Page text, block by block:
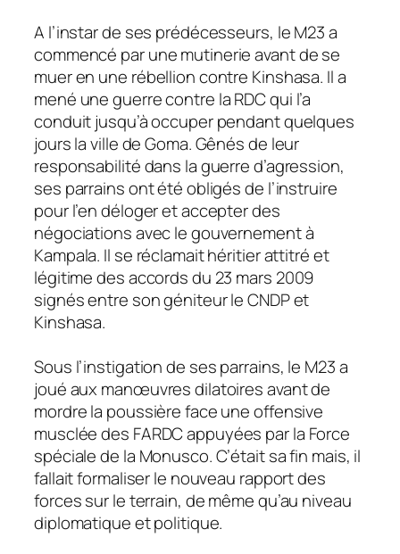
A l’instar de ses prédécesseurs, le M23 a
commencé par une mutinerie avant de se
muer en une rébellion contre Kinshasa. Il a
mené une guerre contre la RDC qui l’a
conduit jusqu’à occuper pendant quelques
jours la ville de Goma. Gênés de leur
responsabilité dans la guerre d’agression,
ses parrains ont été obligés de l’instruire
pour l’en déloger et accepter des
négociations avec le gouvernement à
Kampala. Il se réclamait héritier attitré et
légitime des accords du 23 mars 2009
signés entre son géniteur le CNDP et
Kinshasa.
Sous l’instigation de ses parrains, le M23 a
joué aux manœuvres dilatoires avant de
mordre la poussière face une offensive
musclée des FARDC appuyées par la Force
spéciale de la Monusco. C’était sa fin mais, il
fallait formaliser le nouveau rapport des
forces sur le terrain, de même qu’au niveau
diplomatique et politique.